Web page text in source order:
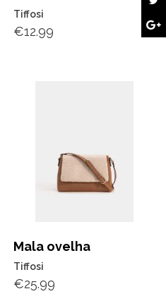
Tiffosi
€12.99
Mala ovelha
Tiffosi
€25.99